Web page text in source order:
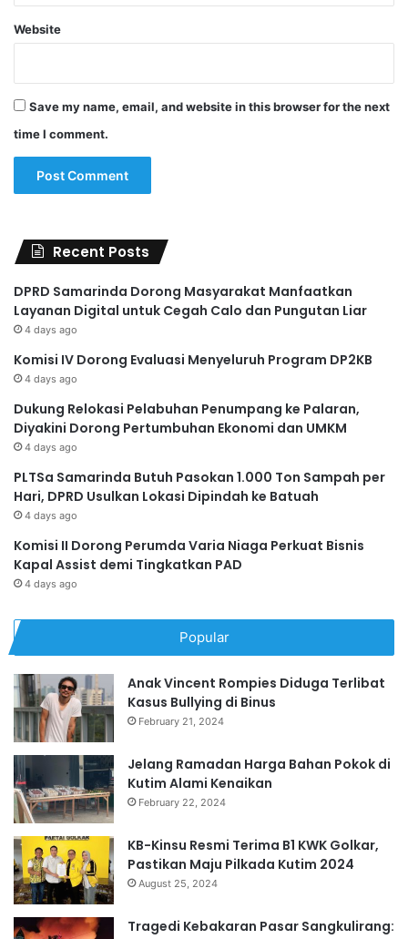
Website
Save my name, email, and website in this browser for the next
time I comment.
Recent Posts
DPRD Samarinda Dorong Masyarakat Manfaatkan
Layanan Digital untuk Cegah Calo dan Pungutan Liar
4 days ago
Komisi IV Dorong Evaluasi Menyeluruh Program DP2KB
4 days ago
Dukung Relokasi Pelabuhan Penumpang ke Palaran,
Diyakini Dorong Pertumbuhan Ekonomi dan UMKM
4 days ago
PLTSa Samarinda Butuh Pasokan 1.000 Ton Sampah per
Hari, DPRD Usulkan Lokasi Dipindah ke Batuah
4 days ago
Komisi II Dorong Perumda Varia Niaga Perkuat Bisnis
Kapal Assist demi Tingkatkan PAD
4 days ago
Popular
Anak Vincent Rompies Diduga Terlibat
Kasus Bullying di Binus
February 21, 2024
Jelang Ramadan Harga Bahan Pokok di
Kutim Alami Kenaikan
February 22, 2024
KB-Kinsu Resmi Terima B1 KWK Golkar,
Pastikan Maju Pilkada Kutim 2024
August 25, 2024
Tragedi Kebakaran Pasar Sangkulirang: